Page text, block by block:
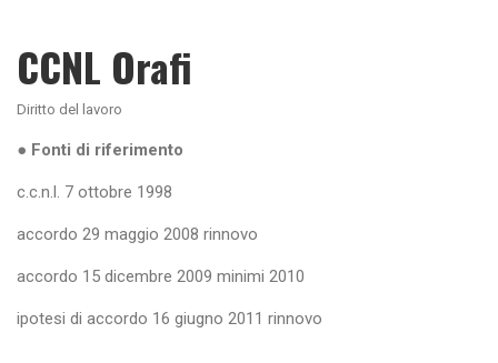
CCNL Orafi
Diritto del lavoro
● Fonti di riferimento
c.c.n.l. 7 ottobre 1998
accordo 29 maggio 2008 rinnovo
accordo 15 dicembre 2009 minimi 2010
ipotesi di accordo 16 giugno 2011 rinnovo